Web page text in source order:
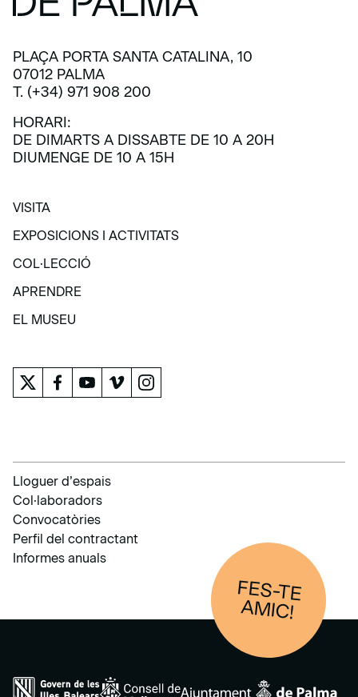
PLAÇA PORTA SANTA CATALINA, 10
07012 PALMA
T. (+34) 971 908 200
HORARI:
DE DIMARTS A DISSABTE DE 10 A 20H
DIUMENGE DE 10 A 15H
VISITA
VISITA
EXPOSICIONS I ACTIVITATS
EXPOSICIONS I ACTIVITATS
COL·LECCIÓ
COL·LECCIÓ
APRENDRE
APRENDRE
EL MUSEU
Lloguer d’espais
Col·laboradors
Convocatòries
Perfil del contractant
Informes anuals
FES-TE
AM
IC!